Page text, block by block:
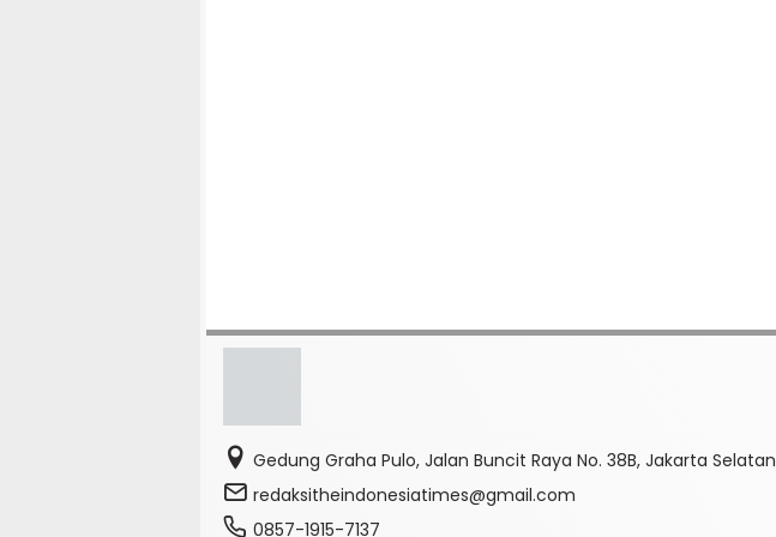
Gedung Graha Pulo, Jalan Buncit Raya No. 38B, Jakarta Selatan
redaksitheindonesiatimes@gmail.com
0857-1915-7137